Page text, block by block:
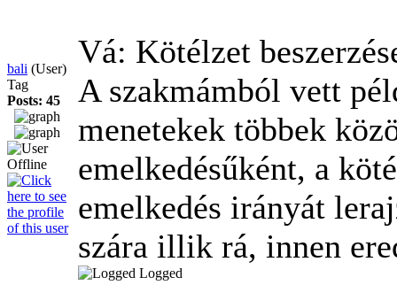
bali (User)
Tag
Posts: 45
Vá: Kötélzet
A szakmámból vett
menetekek többek
emelkedésűként, a
emelkedés irányát
szára illik rá, innen
Logged